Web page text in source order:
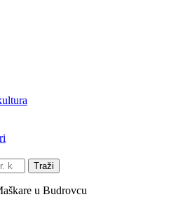
Traži
u Budrovcu